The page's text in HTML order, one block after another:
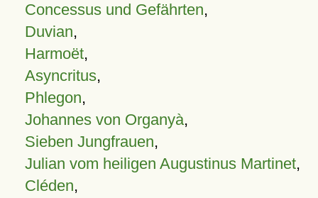
Concessus und Gefährten,
Duvian,
Harmoët,
Asyncritus,
Phlegon,
Johannes von Organyà,
Sieben Jungfrauen,
Julian vom heiligen Augustinus Martinet,
Cléden,